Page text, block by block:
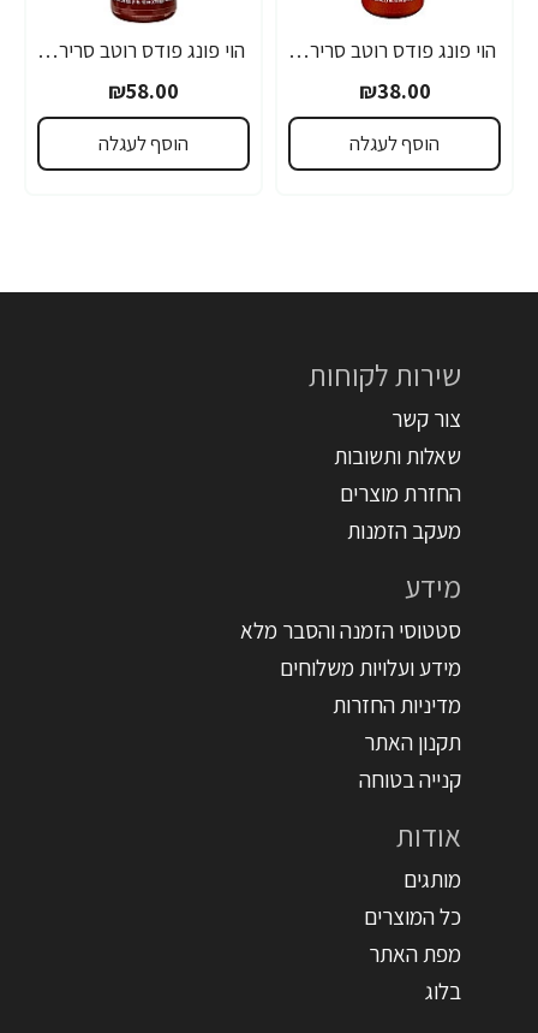
הוי פונג פודס רוטב סריראצ'ה פלפל צ'ילי חריף 435 גרם - מבית HUY FONG FOODS
₪38.00
הוסף לעגלה
הוי פונג פודס רוטב סריראצ'ה פלפל צ'ילי חריף 793 גרם - מבית HUY FONG FOODS
₪58.00
הוסף לעגלה
שירות לקוחות
צור קשר
שאלות ותשובות
החזרת מוצרים
מעקב הזמנות
מידע
סטטוסי הזמנה והסבר מלא
מידע ועלויות משלוחים
מדיניות החזרות
תקנון האתר
קנייה בטוחה
אודות
מותגים
כל המוצרים
מפת האתר
בלוג